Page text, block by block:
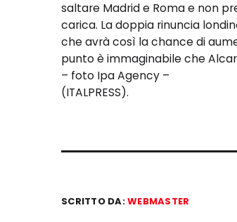
saltare Madrid e Roma e non
carica. La doppia rinuncia
che avrà così la chance di
punto è immaginabile che
– foto Ipa Agency –
(ITALPRESS).
SCRITTO DA:WEBMASTER